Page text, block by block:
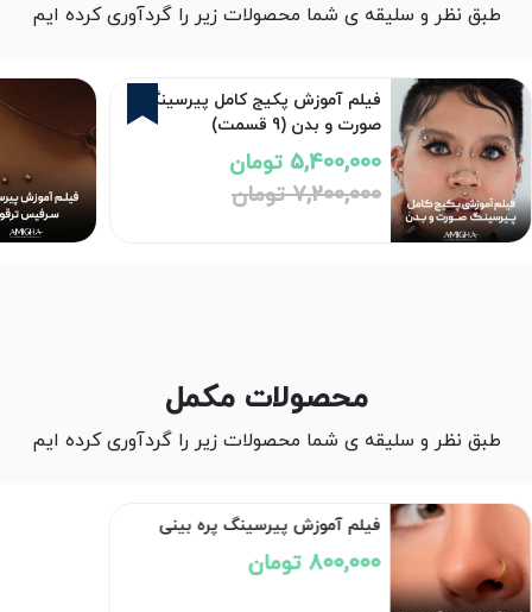
طبق نظر و سلیقه ی شما محصولات زیر را گردآوری کرده ایم
25%
فیلم آموزش پکیج کامل پیرسینگ
صورت و بدن (9 قسمت)
5,400,000 تومان
7,200,000 تومان
محصولات مکمل
طبق نظر و سلیقه ی شما محصولات زیر را گردآوری کرده ایم
فیلم آموزش پیرسینگ پره بینی
800,000 تومان